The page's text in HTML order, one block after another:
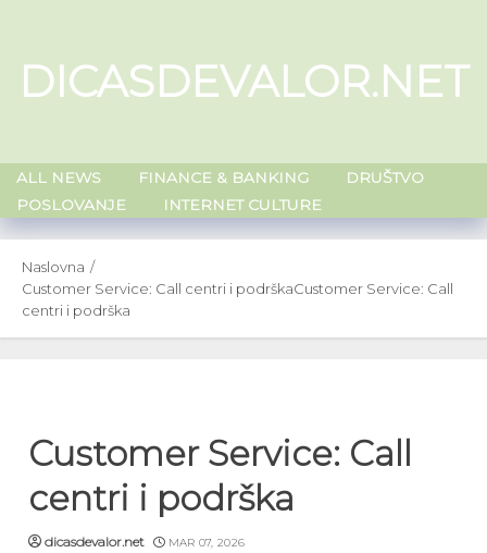
content
DICASDEVALOR.NET
ALL NEWS FINANCE & BANKING
DRUŠTVO
POSLOVANJE
INTERNET CULTURE
Naslovna
Customer Service: Call centri i podrškaCustomer Service: Call
centri i podrška
Customer Service: Call
centri i podrška
dicasdevalor.net MAR 07, 2026